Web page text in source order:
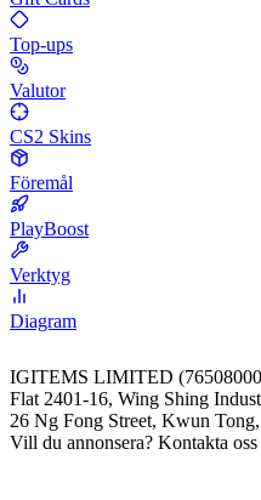
Top-ups
Valutor
CS2 Skins
Föremål
PlayBoost
Verktyg
Diagram
IGITEMS LIMITED
Flat 2401-16, Wing Shing
26 Ng Fong Street, Kwun
Vill du annonsera? Kontakta oss